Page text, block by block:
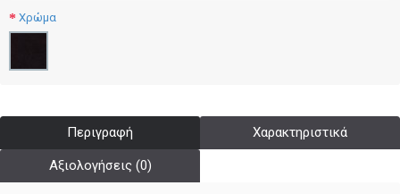
Χρώμα
Περιγραφή Χαρακτηριστικά
Αξιολογήσεις (0)